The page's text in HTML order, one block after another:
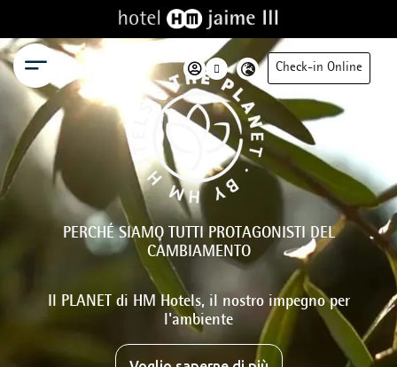
Menu Check-in Online
PERCHÉ SIAMO TUTTI PROTAGONISTI DEL
CAMBIAMENTO
Il PLANET di HM Hotels, il nostro impegno per
l'ambiente